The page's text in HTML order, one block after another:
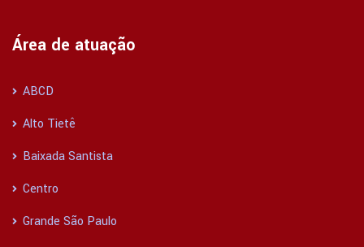
Área de atuação
ABCD
Alto Tietê
Baixada Santista
Centro
Grande São Paulo